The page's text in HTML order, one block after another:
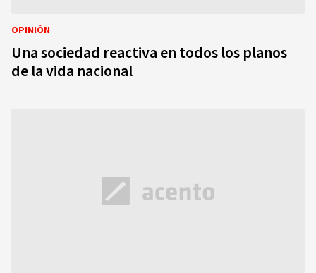
OPINIÓN
Una sociedad reactiva en todos los planos
de la vida nacional